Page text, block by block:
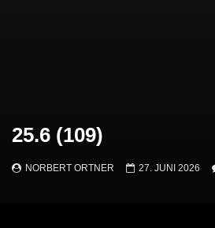
25.6 (109)
NORBERT ORTNER 27. JUNI 2026